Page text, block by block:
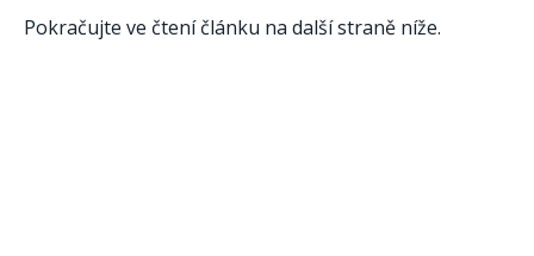
Pokračujte ve čtení článku na další straně níže.